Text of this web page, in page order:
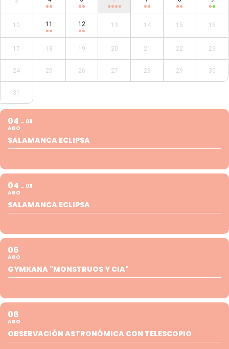
10 11 12 13 14 15 16
17 18 19 20 21 22 23
24 25 26 27 28 29 30
31
04
AGO
08
SALAMANCA ECLIPSA
04
AGO
08
SALAMANCA ECLIPSA
06
AGO
GYMKANA "MONSTRUOS Y CIA"
06
AGO
OBSERVACIÓN ASTRONÓMICA CON TELESCOPIO